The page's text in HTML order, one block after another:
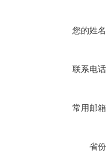
您的姓名
联系电话
常用邮箱
省份